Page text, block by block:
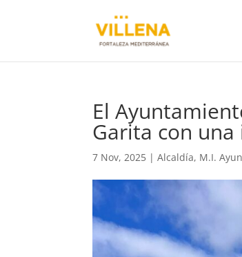
El
Garita con
7 Nov, 2025 |Alcaldía, M.I.